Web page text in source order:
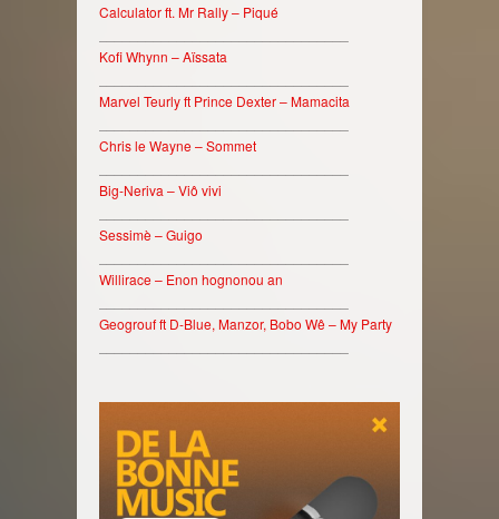
Calculator ft. Mr Rally – Piqué
Kofi Whynn – Aïssata
Marvel Teurly ft Prince Dexter – Mamacita
Chris le Wayne – Sommet
Big-Neriva – Viô vivi
Sessimè – Guigo
Willirace – Enon hognonou an
Geogrouf ft D-Blue, Manzor, Bobo Wê – My Party